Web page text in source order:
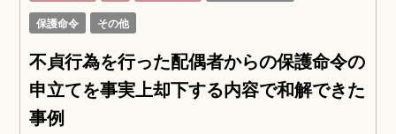
保護命令
その他
不貞行為を行った配偶者からの保護命令の
申立てを事実上却下する内容で和解できた
事例